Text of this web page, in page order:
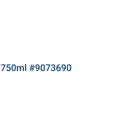
750ml #9073690